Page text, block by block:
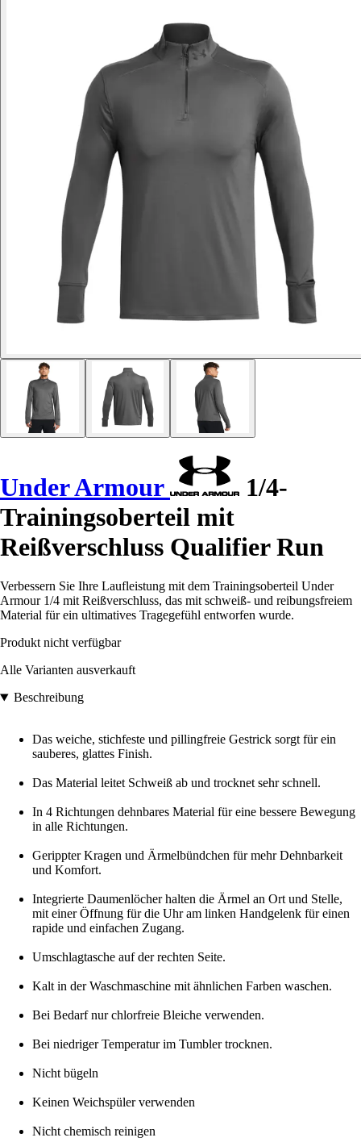
Under Armour
1/4-
Trainingsoberteil mit
Reißverschluss Qualifier Run
Verbessern Sie Ihre Laufleistung mit dem Trainingsoberteil Under
Armour 1/4 mit Reißverschluss, das mit schweiß- und reibungsfreiem
Material für ein ultimatives Tragegefühl entworfen wurde.
Produkt nicht verfügbar
Alle Varianten ausverkauft
Beschreibung
Das weiche, stichfeste und pillingfreie Gestrick sorgt für ein
sauberes, glattes Finish.
Das Material leitet Schweiß ab und trocknet sehr schnell.
In 4 Richtungen dehnbares Material für eine bessere Bewegung
in alle Richtungen.
Gerippter Kragen und Ärmelbündchen für mehr Dehnbarkeit
und Komfort.
Integrierte Daumenlöcher halten die Ärmel an Ort und Stelle,
mit einer Öffnung für die Uhr am linken Handgelenk für einen
rapide und einfachen Zugang.
Umschlagtasche auf der rechten Seite.
Kalt in der Waschmaschine mit ähnlichen Farben waschen.
Bei Bedarf nur chlorfreie Bleiche verwenden.
Bei niedriger Temperatur im Tumbler trocknen.
Nicht bügeln
Keinen Weichspüler verwenden
Nicht chemisch reinigen